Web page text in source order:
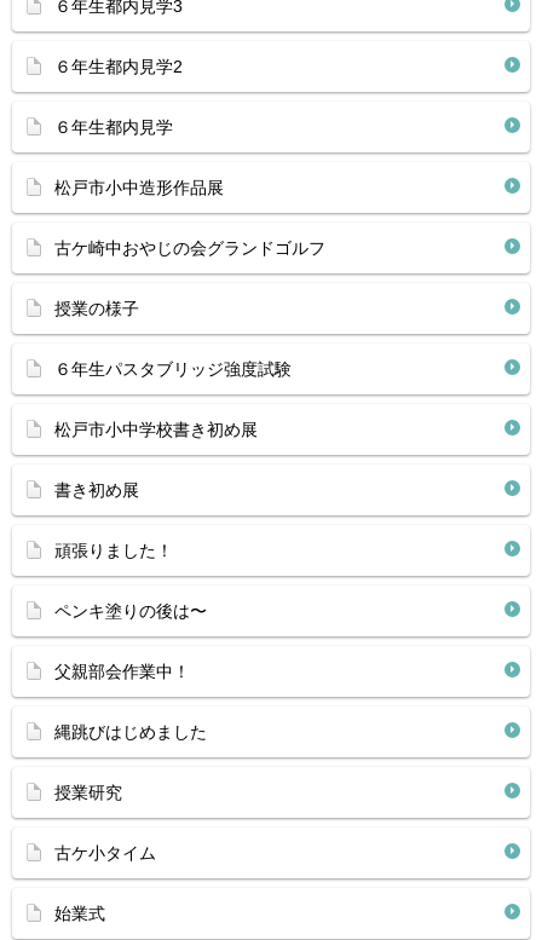
６年生都内見学3
６年生都内見学2
６年生都内見学
松戸市小中造形作品展
古ケ崎中おやじの会グランドゴルフ
授業の様子
６年生パスタブリッジ強度試験
松戸市小中学校書き初め展
書き初め展
頑張りました！
ペンキ塗りの後は〜
父親部会作業中！
縄跳びはじめました
授業研究
古ケ小タイム
始業式